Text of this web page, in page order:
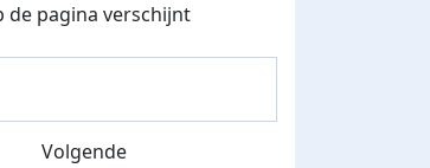
verhoogd
de pagina verschijnt
Volgende